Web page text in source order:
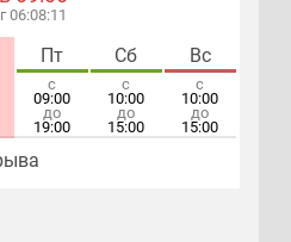
06:08:13
Пт
с
09:00
до
19:00
Сб
с
10:00
до
15:00
Вс
с
10:00
до
15:00